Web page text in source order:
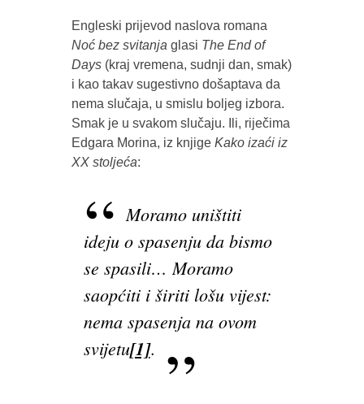
Engleski prijevod naslova romana
Noć bez svitanja glasi The End of
Days(kraj vremena, sudnji dan, smak)
i kao takav sugestivno došaptava da
nema slučaja, u smislu boljeg izbora.
Smak je u svakom slučaju. Ili, riječima
Edgara Morina, iz knjige Kako izaći iz
XX stoljeća:
Moramo uništiti
ideju o spasenju da bismo
se spasili… Moramo
saopćiti i širiti lošu vijest:
nema spasenja na ovom
svijetu[1].